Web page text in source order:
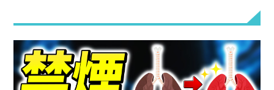
が出るタイミングでは 「脳梗塞の麻痺」「心筋
梗塞の胸の痛み」 など、大病にならないと顔を
出さない恐ろしい時限爆弾のような病気なんで
すね。 「でも血圧の薬って、飲み始めたら一生